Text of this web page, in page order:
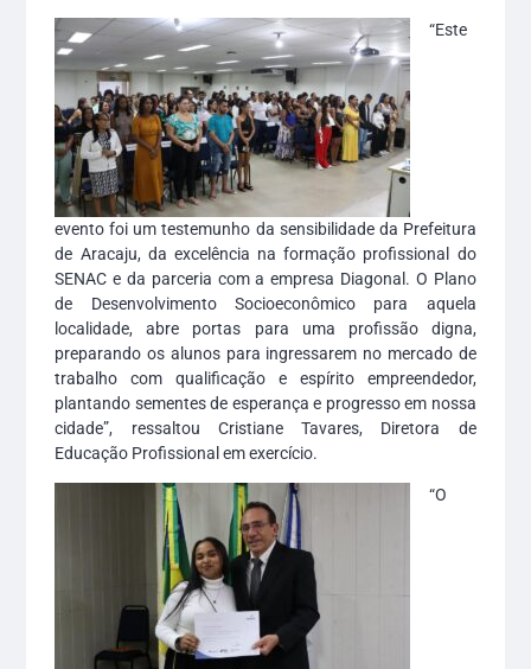
“Este
evento foi um testemunho da sensibilidade da Prefeitura
de Aracaju, da excelência na formação profissional do
SENAC e da parceria com a empresa Diagonal. O Plano
de Desenvolvimento Socioeconômico para aquela
localidade, abre portas para uma profissão digna,
preparando os alunos para ingressarem no mercado de
trabalho com qualificação e espírito empreendedor,
plantando sementes de esperança e progresso em nossa
cidade”, ressaltou Cristiane Tavares, Diretora de
Educação Profissional em exercício.
“O